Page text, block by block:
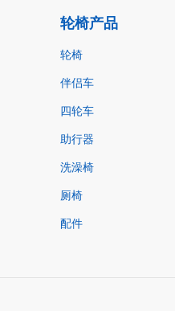
轮椅产品
轮椅
伴侣车
四轮车
助行器
洗澡椅
厕椅
配件